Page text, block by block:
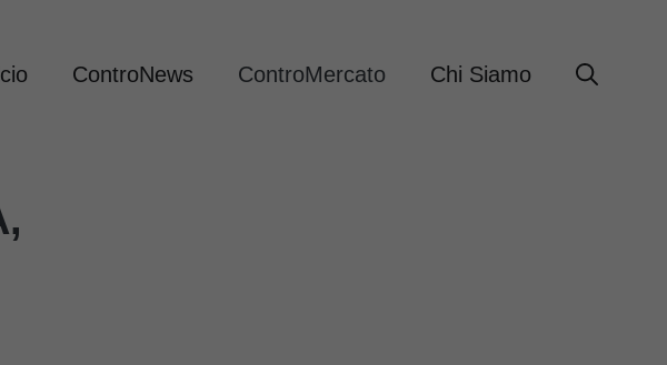
ControNews ControMercato Chi Siamo